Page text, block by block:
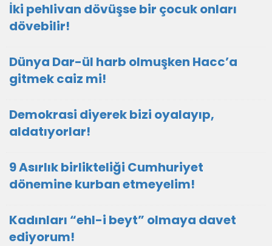
İki pehlivan dövüşse bir çocuk onları
dövebilir!
Dünya Dar-ül harb olmuşken Hacc’a
gitmek caiz mi!
Demokrasi diyerek bizi oyalayıp,
aldatıyorlar!
9 Asırlık birlikteliği Cumhuriyet
dönemine kurban etmeyelim!
Kadınları “ehl-i beyt” olmaya davet
ediyorum!